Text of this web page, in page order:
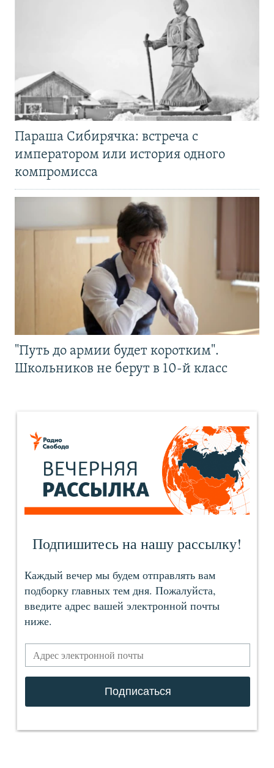
Параша Сибирячка: встреча с
императором или история одного
компромисса
"Путь до армии будет коротким".
Школьников не берут в 10-й класс